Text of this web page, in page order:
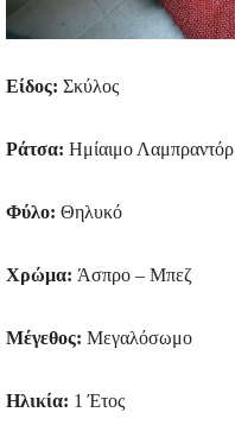
Είδος: Σκύλος
Ράτσα: Ημίαιμο Λαμπραντόρ
Φύλο: Θηλυκό
Χρώμα: Άσπρο – Μπεζ
Μέγεθος: Μεγαλόσωμο
Ηλικία: 1 Έτος